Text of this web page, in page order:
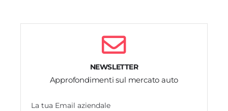
NEWSLETTER
Approfondimenti sul mercato auto
La tua Email aziendale